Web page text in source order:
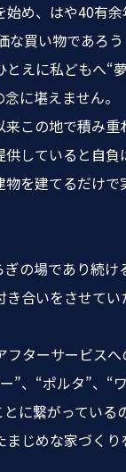
め、はや40有
買い物であろ
えに私どもへ“
に堪えません。
この地で積み
していると自
を建てるだけ
の場であり続
合いをさせて
ターサービス
”、“ポルタ”、“
に繋がっている
じめな家づく